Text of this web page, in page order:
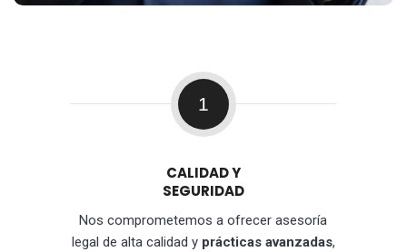
1
CALIDAD Y
SEGURIDAD
Nos comprometemos a ofrecer asesoría
legal de alta calidad y prácticas avanzadas,